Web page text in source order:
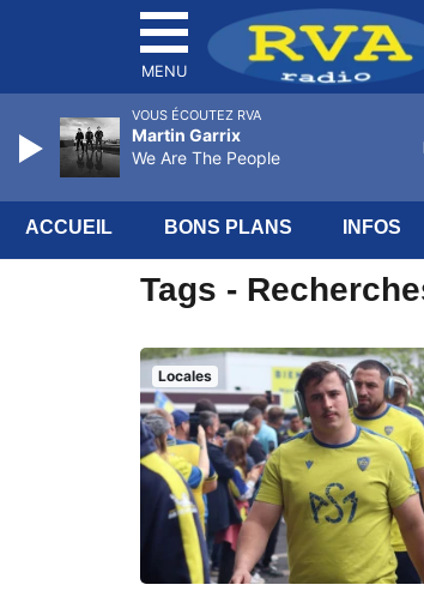
MENU
ACCUEIL BONS PLANS INFOS
Tags -
Locales
VOUS ÉCOUTEZ RVA
Martin Garrix
We Are The People